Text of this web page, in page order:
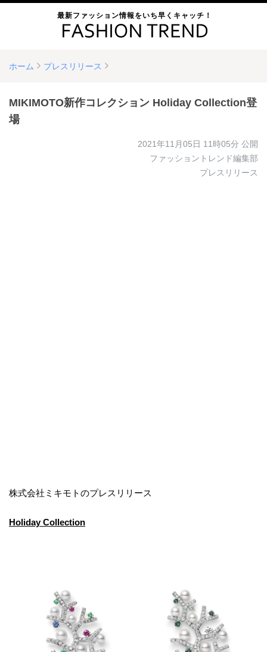
最新ファッション情報をいち早くキャッチ！
ホーム プレスリリース
MIKIMOTO新作コレクション Holiday Collection登
場
2021年11月05日 11時05分 公開
ファッショントレンド編集部
プレスリリース
株式会社ミキモトのプレスリリース
Holiday Collection